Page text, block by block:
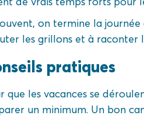
on termine la
les grillons et à raconter
pratiques
que les vacances se
un minimum. Un bon